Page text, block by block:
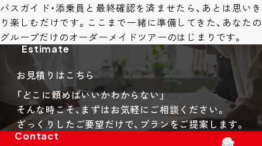
バスガイド・添乗員と最終確認を済ませたら、あとは思いき
り楽しむだけです。ここまで一緒に準備してきた、あなたの
グループだけのオーダーメイドツアーのはじまりです。
Estimate
お見積りはこちら
「どこに頼めばいいかわからない」
そんな時こそ、まずはお気軽にご相談ください。
ざっくりしたご要望だけで、プランをご提案します。
Contact